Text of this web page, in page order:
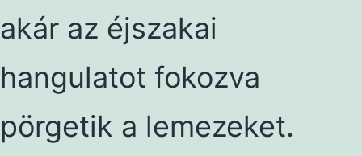
akár az éjszakai
hangulatot fokozva
pörgetik a lemezeket.